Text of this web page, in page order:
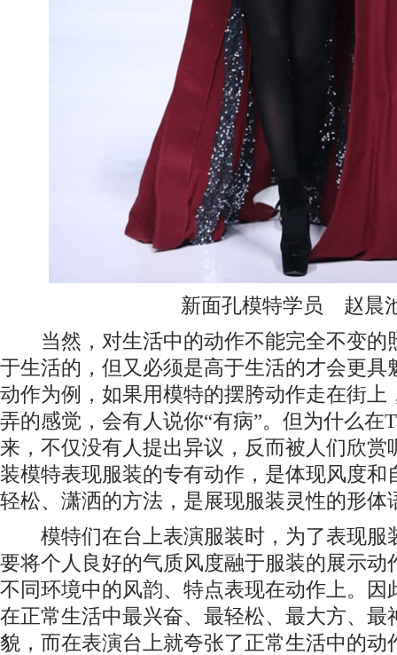
新面孔模特学员 赵晨
当然，对生活中的动作不能完全不变的
于生活的，但又必须是高于生活的才会更具
动作为例，如果用模特的摆胯动作走在街上
弄的感觉，会有人说你“有病”。但为什么在
来，不仅没有人提出异议，反而被人们欣赏
装模特表现服装的专有动作，是体现风度和
轻松、潇洒的方法，是展现服装灵性的形体
模特们在台上表演服装时，为了表现服
要将个人良好的气质风度融于服装的展示动
不同环境中的风韵、特点表现在动作上。因
在正常生活中最兴奋、最轻松、最大方、最
貌，而在表演台上就夸张了正常生活中的动